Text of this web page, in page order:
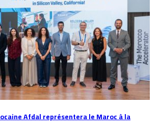
Afdal représentera le Maroc à la